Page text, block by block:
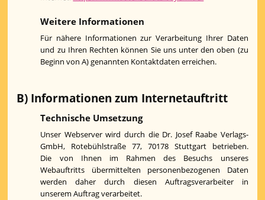
Weitere Informationen
Für nähere Informationen zur Verarbeitung Ihrer Daten
und zu Ihren Rechten können Sie uns unter den oben (zu
Beginn von A) genannten Kontaktdaten erreichen.
B) Informationen zum Internetauftritt
Technische Umsetzung
Unser Webserver wird durch die Dr. Josef Raabe Verlags-
GmbH, Rotebühlstraße 77, 70178 Stuttgart betrieben.
Die von Ihnen im Rahmen des Besuchs unseres
Webauftritts übermittelten personenbezogenen Daten
werden daher durch diesen Auftragsverarbeiter in
unserem Auftrag verarbeitet.